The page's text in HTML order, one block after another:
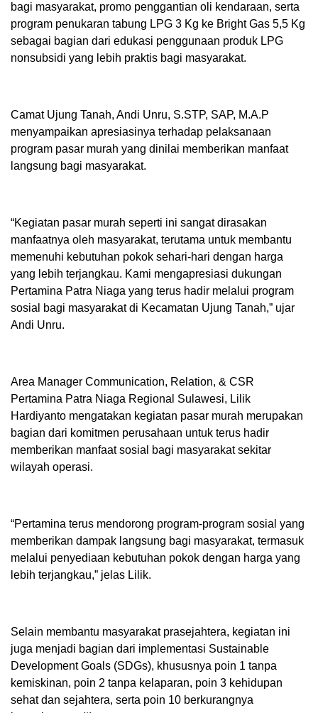
bagi masyarakat, promo penggantian oli kendaraan, serta
program penukaran tabung LPG 3 Kg ke Bright Gas 5,5 Kg
sebagai bagian dari edukasi penggunaan produk LPG
nonsubsidi yang lebih praktis bagi masyarakat.
Camat Ujung Tanah, Andi Unru, S.STP, SAP, M.A.P
menyampaikan apresiasinya terhadap pelaksanaan
program pasar murah yang dinilai memberikan manfaat
langsung bagi masyarakat.
“Kegiatan pasar murah seperti ini sangat dirasakan
manfaatnya oleh masyarakat, terutama untuk membantu
memenuhi kebutuhan pokok sehari-hari dengan harga
yang lebih terjangkau. Kami mengapresiasi dukungan
Pertamina Patra Niaga yang terus hadir melalui program
sosial bagi masyarakat di Kecamatan Ujung Tanah,” ujar
Andi Unru.
Area Manager Communication, Relation, & CSR
Pertamina Patra Niaga Regional Sulawesi, Lilik
Hardiyanto mengatakan kegiatan pasar murah merupakan
bagian dari komitmen perusahaan untuk terus hadir
memberikan manfaat sosial bagi masyarakat sekitar
wilayah operasi.
“Pertamina terus mendorong program-program sosial yang
memberikan dampak langsung bagi masyarakat, termasuk
melalui penyediaan kebutuhan pokok dengan harga yang
lebih terjangkau,” jelas Lilik.
Selain membantu masyarakat prasejahtera, kegiatan ini
juga menjadi bagian dari implementasi Sustainable
Development Goals (SDGs), khususnya poin 1 tanpa
kemiskinan, poin 2 tanpa kelaparan, poin 3 kehidupan
sehat dan sejahtera, serta poin 10 berkurangnya